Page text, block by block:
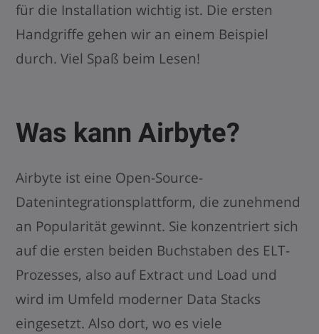
für die Installation wichtig ist. Die ersten
Handgriffe gehen wir an einem Beispiel
durch. Viel Spaß beim Lesen!
Was kann Airbyte?
Airbyte ist eine Open-Source-
Datenintegrationsplattform, die zunehmend
an Popularität gewinnt. Sie konzentriert sich
auf die ersten beiden Buchstaben des ELT-
Prozesses, also auf Extract und Load und
wird im Umfeld moderner Data Stacks
eingesetzt. Also dort, wo es viele